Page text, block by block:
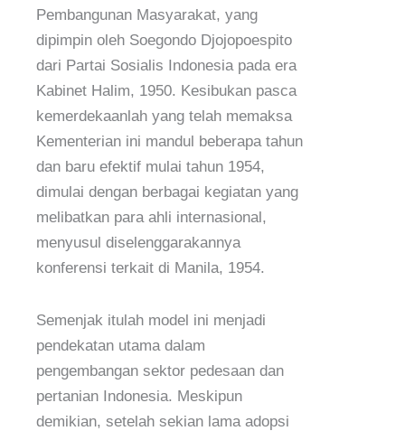
Pembangunan Masyarakat, yang
dipimpin oleh Soegondo Djojopoespito
dari Partai Sosialis Indonesia pada era
Kabinet Halim, 1950. Kesibukan pasca
kemerdekaanlah yang telah memaksa
Kementerian ini mandul beberapa tahun
dan baru efektif mulai tahun 1954,
dimulai dengan berbagai kegiatan yang
melibatkan para ahli internasional,
menyusul diselenggarakannya
konferensi terkait di Manila, 1954.
Semenjak itulah model ini menjadi
pendekatan utama dalam
pengembangan sektor pedesaan dan
pertanian Indonesia. Meskipun
demikian, setelah sekian lama adopsi